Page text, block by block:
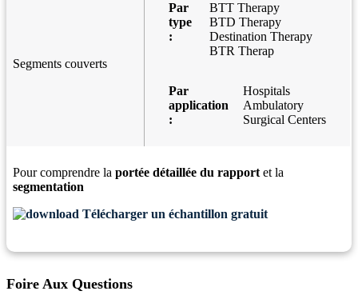
Segments couverts
Par
type
:
BTT Therapy
BTD Therapy
Destination Therapy
BTR Therap
Par
application
:
Hospitals
Ambulatory
Surgical Centers
Pour comprendre la portée détaillée du rapport et la
segmentation
Télécharger un échantillon gratuit
Foire Aux Questions